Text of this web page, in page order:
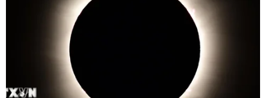
đã giành chiến thắng 2-0 ngay trên sân của
Dinamo Kiev với cú đúp của Alvaro Morata./.
(Vietnam+)